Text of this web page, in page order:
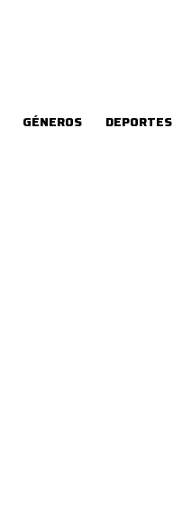
GÉNEROS DEPORTES